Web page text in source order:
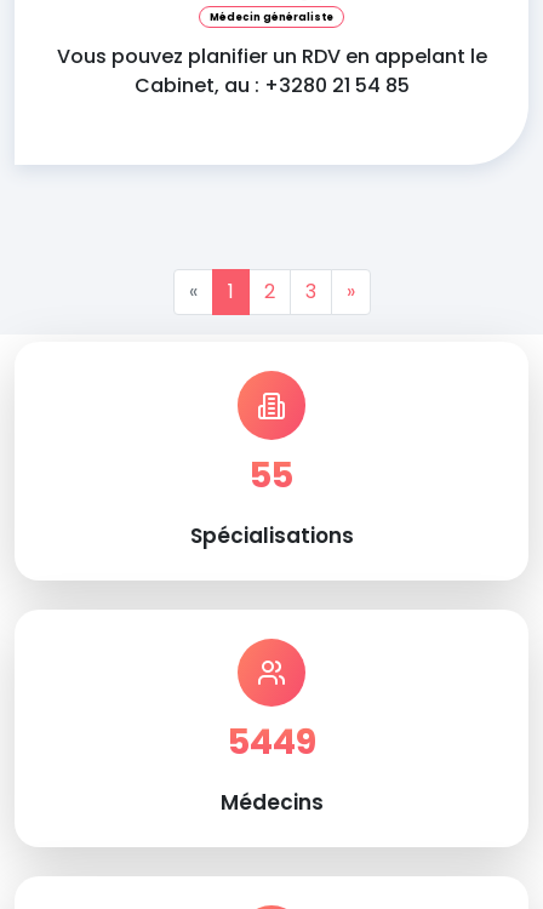
Médecin généraliste
Vous pouvez planifier un RDV en appelant le
Cabinet, au : +3280 21 54 85
« 1 2 3 »
55
Spécialisations
5449
Médecins